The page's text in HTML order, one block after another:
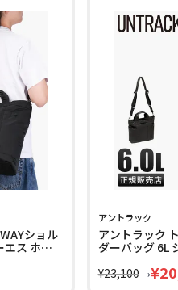
ショル
エス ホリ
アントラック
アントラック
ダーバッグ 6L
S 60393
¥23,100 →¥